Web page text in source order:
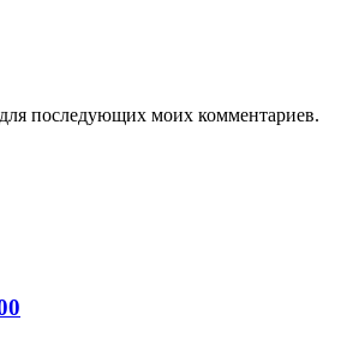
последующих моих комментариев.